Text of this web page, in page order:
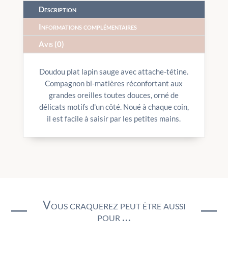
Description
Informations complémentaires
Avis (0)
Doudou plat lapin sauge avec attache-tétine.
Compagnon bi-matières réconfortant aux
grandes oreilles toutes douces, orné de
délicats motifs d'un côté. Noué à chaque coin,
il est facile à saisir par les petites mains.
Vous craquerez peut être aussi
pour …